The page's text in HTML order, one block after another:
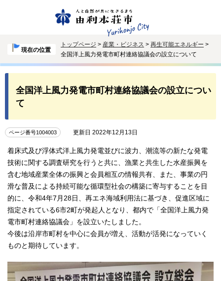
現在の位置
トップページ > 産業・ビジネス > 再生可能エネルギー >
全国洋上風力発電市町村連絡協議会の設立について
全国洋上風力発電市町村連絡協議会の設立につい
て
ページ番号1004003 更新日 2022年12月13日
着床式及び浮体式洋上風力発電並びに波力、潮流等の新たな発電
技術に関する調査研究を行うと共に、漁業と共生した水産振興を
含む地域産業全体の振興と会員相互の情報共有、また、事業の円
滑な普及による持続可能な循環型社会の構築に寄与することを目
的に、令和4年7月28日、再エネ海域利用法に基づき、促進区域に
指定されている6市2町が発起人となり、都内で「全国洋上風力発
電市町村連絡協議会」を設立いたしました。
今後は沿岸市町村を中心に会員が増え、活動が活発になっていく
ものと期待しています。